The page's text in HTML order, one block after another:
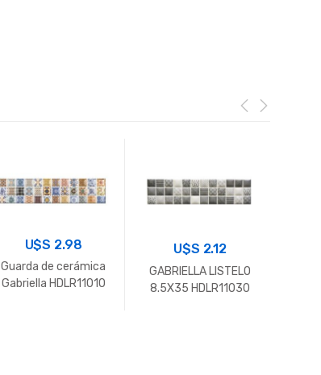
U$S 2.98
Guarda de cerámica
Gabriella HDLR11010
U$S 2.12
GABRIELLA LISTELO
8.5X35 HDLR11030